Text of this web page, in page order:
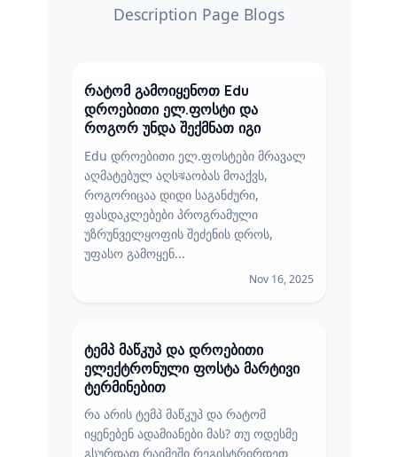
Description Page Blogs
რატომ გამოიყენოთ Edu
დროებითი ელ.ფოსტი და
როგორ უნდა შექმნათ იგი
Edu დროებითი ელ.ფოსტები მრავალ
აღმატებულ აღსঝაობას მოაქვს,
როგორიცაა დიდი საგანძური,
ფასდაკლებები პროგრამული
უზრუნველყოფის შეძენის დროს,
უფასო გამოყენ...
Nov 16, 2025
ტემპ მაწკუპ და დროებითი
ელექტრონული ფოსტა მარტივი
ტერმინებით
რა არის ტემპ მაწკუპ და რატომ
იყენებენ ადამიანები მას? თუ ოდესმე
გსურდათ რაიმეში რეგისტრირდეთ